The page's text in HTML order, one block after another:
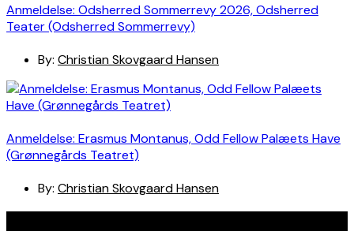
Anmeldelse: Odsherred Sommerrevy 2026, Odsherred
Teater (Odsherred Sommerrevy)
By: Christian Skovgaard Hansen
Anmeldelse: Erasmus Montanus, Odd Fellow Palæets Have
(Grønnegårds Teatret)
By: Christian Skovgaard Hansen